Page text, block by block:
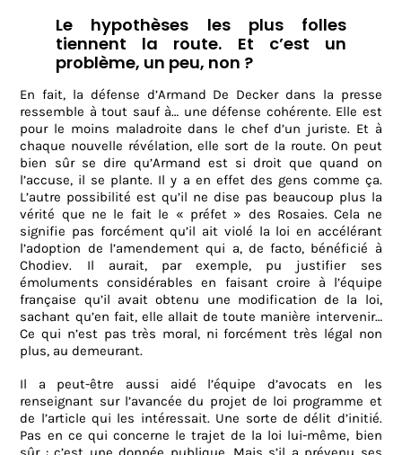
Le hypothèses les plus folles
tiennent la route. Et c’est un
problème, un peu, non ?
En fait, la défense d’Armand De Decker dans la presse
ressemble à tout sauf à… une défense cohérente. Elle est
pour le moins maladroite dans le chef d’un juriste. Et à
chaque nouvelle révélation, elle sort de la route. On peut
bien sûr se dire qu’Armand est si droit que quand on
l’accuse, il se plante. Il y a en effet des gens comme ça.
L’autre possibilité est qu’il ne dise pas beaucoup plus la
vérité que ne le fait le « préfet » des Rosaies. Cela ne
signifie pas forcément qu’il ait violé la loi en accélérant
l’adoption de l’amendement qui a, de facto, bénéficié à
Chodiev. Il aurait, par exemple, pu justifier ses
émoluments considérables en faisant croire à l’équipe
française qu’il avait obtenu une modification de la loi,
sachant qu’en fait, elle allait de toute manière intervenir…
Ce qui n’est pas très moral, ni forcément très légal non
plus, au demeurant.
Il a peut-être aussi aidé l’équipe d’avocats en les
renseignant sur l’avancée du projet de loi programme et
de l’article qui les intéressait. Une sorte de délit d’initié.
Pas en ce qui concerne le trajet de la loi lui-même, bien